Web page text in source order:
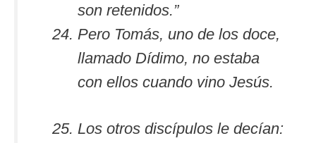
son retenidos.”
Pero Tomás, uno de los doce,
llamado Dídimo, no estaba
con ellos cuando vino Jesús.
Los otros discípulos le decían: